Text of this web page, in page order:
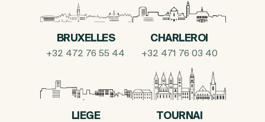
BRUXELLES
+32 472 76 55 44
CHARLEROI
+32 471 76 03 40
LIEGE TOURNAI